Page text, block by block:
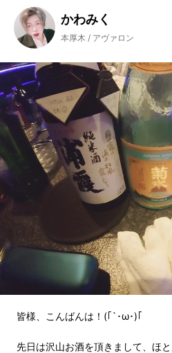
かわみく
本厚木 / アヴァロン
皆様、こんばんは！(｢`･ω･)｢
先日は沢山お酒を頂きまして、ほ